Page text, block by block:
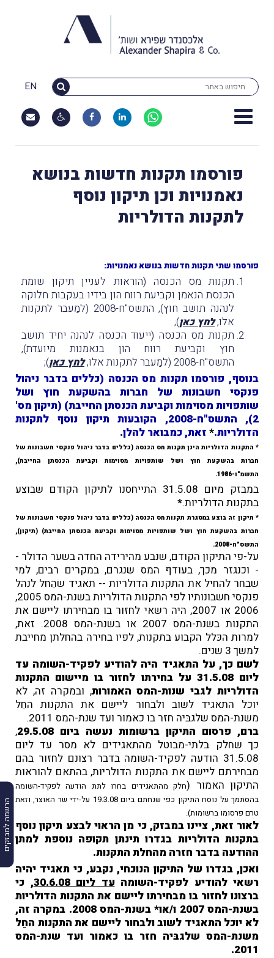
EN
הרשמה למבזקים
פורסמו תקנות חדשות בנושא
נאמנויות וכן תיקון נוסף
לתקנות הדולריות
פורסמו שתי תקנות חדשות בנושא נאמנויות:
תקנות מס הכנסה (הוראות לעניין תיקון שומת
הכנסת הנאמן וקביעת רווח הון בידיו בעקבות חלוקה
לנהנה תושב חוץ), התשס"ח-2008 (למַעבר לתקנות
אלו,לחץ כאן);
תקנות מס הכנסה (ייעוד הכנסה לנהנה יחיד תושב
חוץ וקביעת רווח הון בנאמנות מיועדת),
התשס"ח-2008 (למַעבר לתקנות אלו,
לחץ כאן);
בנוסף, פורסמו תקנות מס הכנסה (כללים בדבר ניהול
פנקסי חשבונות של חברות בהשקעת חוץ ושל
שותפויות מסוימות וקביעת הכנסתן החייבת) (תיקון מס'
2), התשס"ח-2008, הקובעות תיקון נוסף לתקנות
הדולריות.* זאת, כמבואר להלן.
* התקנות הדולריות הינן תקנות מס הכנסה (כללים בדבר ניהול פנקסי חשבונות של
חברות בהשקעת חוץ ושל שותפויות מסוימות וקביעת הכנסתן החייבת),
התשמ"ו-1986.
במבזק מיום 31.5.08 התייחסנו לתיקון הקודם שבוצע
בתקנות הדולריות.*
* תיקון זה בוצע במסגרת תקנות מס הכנסה (כללים בדבר ניהול פנקסי חשבונות של
חברות בהשקעת חוץ ושל שותפויות מסוימות וקביעת הכנסתן החייבת) (תיקון),
התשס"ח-2008.
על-פי התיקון הקודם, שנבע מהירידה החדה בשער הדולר -
- וכנגזר מכך, בעודף המס שנגרם, במקרים רבים, למי
שבחר להחיל את התקנות הדולריות -- תאגיד שהֵחל לנהל
פנקסי חשבונותיו לפי התקנות הדולריות בשנת-המס 2005,
2006 או 2007, היה רשאי לחזור בו מבחירתו ליישם את
התקנות בשנת-המס 2007 או בשנת-המס 2008. זאת,
למרות הכּלל הקבוע בתקנות, לפיו בחירה בהחלתן מחייבת
למשך 3 שנים.
לשם כך, על התאגיד היה להודיע לפקיד-השומה עד
ליום 31.5.08 על בחירתו לחזור בו מיישום התקנות
הדולריות לגבי שנות-המס האמורות, ובמקרה זה, לא
יוכל התאגיד לשוב ולבחור ליישם את התקנות החֵל
משנת-המס שלגבּיה חזר בו כאמור ועד שנת-המס 2011.
ברם, פרסום התיקון ברשומות נעשה ביום 29.5.08
,
כך שחלק בלתי-מבוטל מהתאגידים לא מסר עד ליום
31.5.08 הודעה לפקיד-השומה בדבר רצונם לחזור בהם
מבחירתם ליישם את התקנות הדולריות, בהתאם להוראות
התיקון האמור (חלק מהתאגידים בחרו לתת הודעה לפקיד-השומה
בהסתמך על נוסח התיקון כפי שנחתם ביום 19.3.08 על-ידי שר האוצר, וזאת
טרם פרסומו ברשומות).
לאור זאת, ציינו במבזק, כי מן הראוי לבצע תיקון נוסף
בתקנות הדולריות בגדרו תינתן תקופה נוספת למתן
ההודעה בדבר חזרה מהחלת התקנות.
ואכן, בגדרו של התיקון הנוכחי, נקבע, כי תאגיד יהיה
רשאי להודיע לפקיד-השומהעד ליום 30.6.08
, כי
ברצונו לחזור בו מבחירתו ליישם את התקנות הדולריות
בשנת-המס 2007 ו/או* בשנת-המס 2008. במקרה זה,
לא יוכל התאגיד לשוב ולבחור ליישם את התקנות החֵל
משנת-המס שלגבּיה חזר בו כאמור ועד שנת-המס
2011.